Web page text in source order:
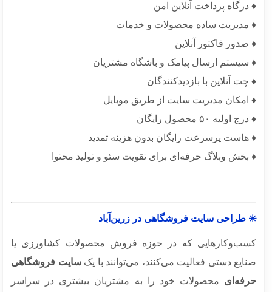
پرداخت آنلاین امن
ساده محصولات و خدمات
فاکتور آنلاین
ارسال پیامک و باشگاه مشتریان
آنلاین با بازدیدکنندگان
مدیریت سایت از طریق موبایل
۵۰ محصول رایگان
پرسرعت رایگان بدون هزینه تمدید
وبلاگ حرفه‌ای برای تقویت سئو و تولید محتوا
سایت فروشگاهی در زرین‌آباد
که در حوزه فروش محصولات کشاورزی یا
دستی فعالیت می‌کنند، می‌توانند با یک سایت فروشگاهی
محصولات خود را به مشتریان بیشتری در سراسر